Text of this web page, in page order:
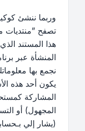
تصفح ”منتديات
هذا المستند
نجمع بها
يكون أحد هذه
المشاركة
المجهول) أو
(يشار إلي